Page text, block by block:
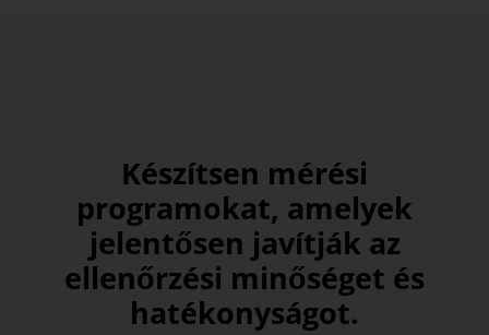
Készítsen mérési
programokat, amelyek
jelentősen javítják az
ellenőrzési minőséget és
hatékonyságot.